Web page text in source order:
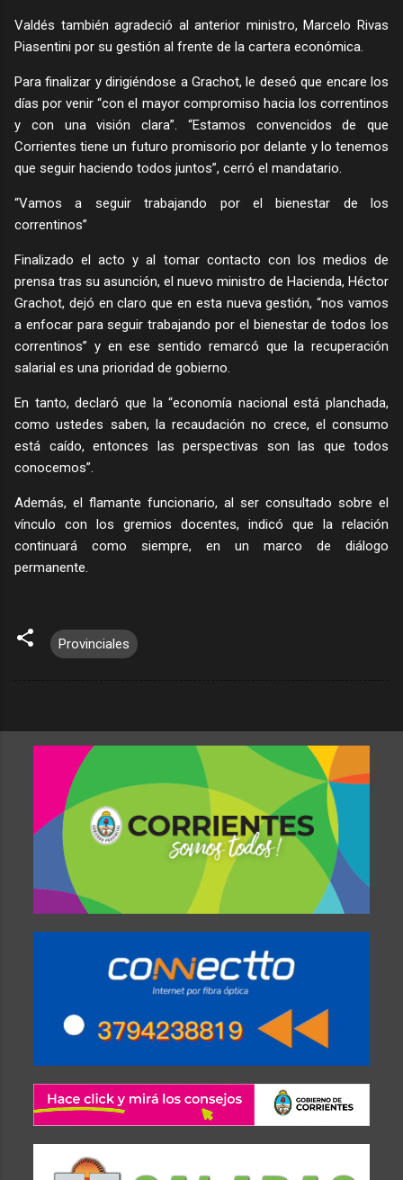
Valdés también agradeció al anterior ministro, Marcelo Rivas
Piasentini por su gestión al frente de la cartera económica.
Para finalizar y dirigiéndose a Grachot, le deseó que encare los
días por venir “con el mayor compromiso hacia los correntinos
y con una visión clara”. “Estamos convencidos de que
Corrientes tiene un futuro promisorio por delante y lo tenemos
que seguir haciendo todos juntos”, cerró el mandatario.
“Vamos a seguir trabajando por el bienestar de los
correntinos”
Finalizado el acto y al tomar contacto con los medios de
prensa tras su asunción, el nuevo ministro de Hacienda, Héctor
Grachot, dejó en claro que en esta nueva gestión, “nos vamos
a enfocar para seguir trabajando por el bienestar de todos los
correntinos” y en ese sentido remarcó que la recuperación
salarial es una prioridad de gobierno.
En tanto, declaró que la “economía nacional está planchada,
como ustedes saben, la recaudación no crece, el consumo
está caído, entonces las perspectivas son las que todos
conocemos”.
Además, el flamante funcionario, al ser consultado sobre el
vínculo con los gremios docentes, indicó que la relación
continuará como siempre, en un marco de diálogo
permanente.
Provinciales